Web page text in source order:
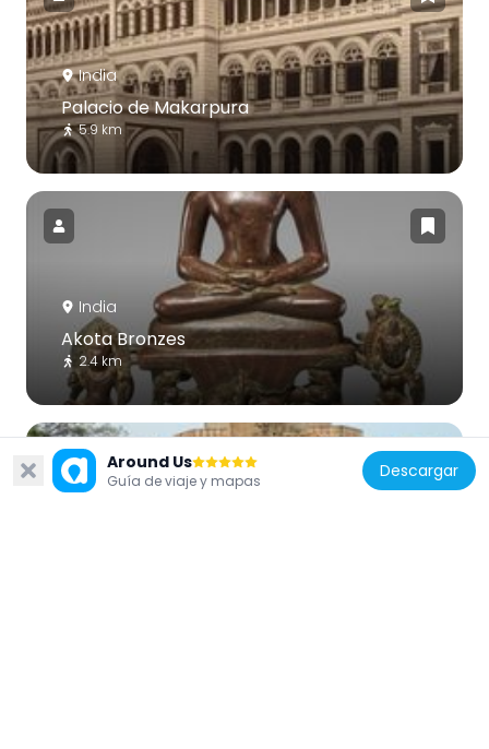
India
Palacio de Makarpura
5.9 km
India
Akota Bronzes
2.4 km
Around Us
Guía de viaje y mapas Descargar